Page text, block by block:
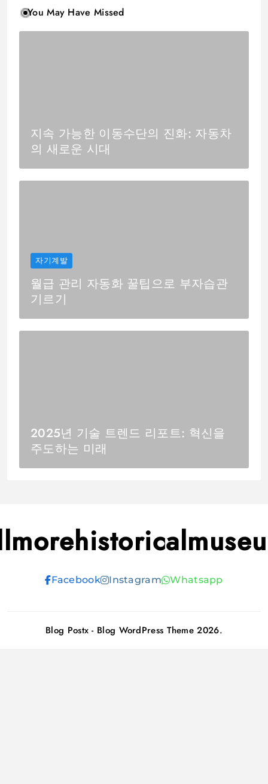
You May Have Missed
지속 가능한 이동수단의 진화: 자동차
의 새로운 시대
자기계발
월급 관리 자동화 꿀팁으로 부자습관
기르기
2025년 기술 트렌드 리포트: 혁신을
주도하는 미래
Facebook Instagram Whatsapp
Blog Postx - Blog WordPress Theme 2026.